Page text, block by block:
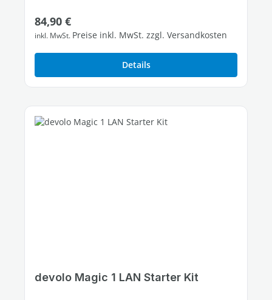
Regulärer Preis:
84,90 €
inkl. MwSt. Preise inkl. MwSt. zzgl. Versandkosten
Details
devolo Magic 1 LAN Starter Kit